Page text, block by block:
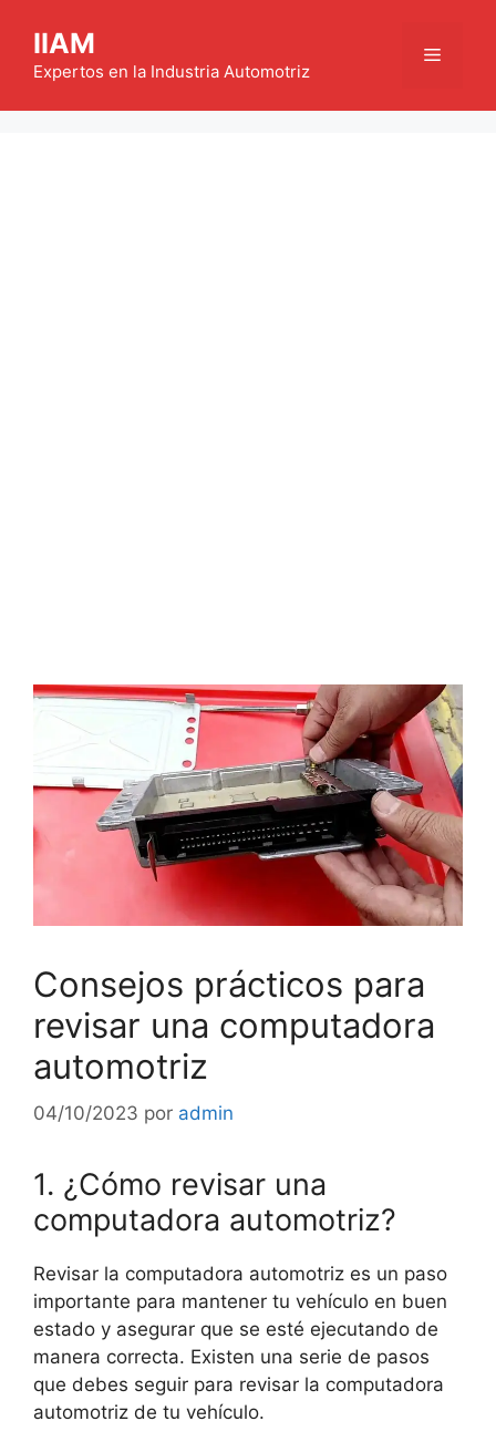
contenido
IIAM
Expertos en la Industria Automotriz
Menú
Consejos prácticos para
revisar una computadora
automotriz
04/10/2023 por admin
1. ¿Cómo revisar una
computadora automotriz?
Revisar la computadora automotriz es un paso
importante para mantener tu vehículo en buen
estado y asegurar que se esté ejecutando de
manera correcta. Existen una serie de pasos
que debes seguir para revisar la computadora
automotriz de tu vehículo.